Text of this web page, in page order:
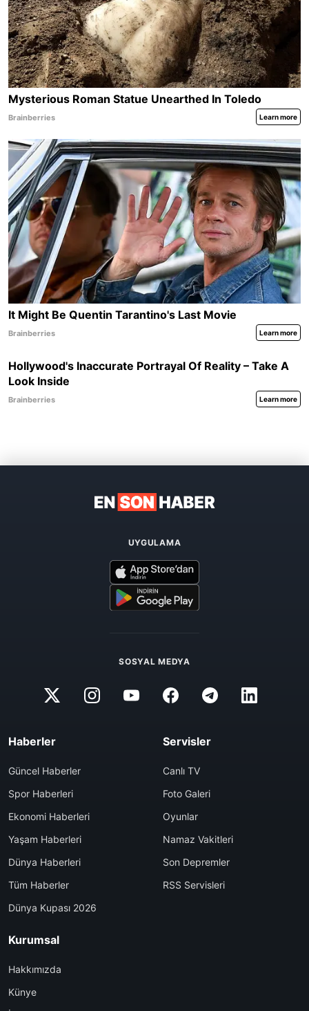
UYGULAMA
SOSYAL MEDYA
Haberler
Güncel Haberler
Spor Haberleri
Ekonomi Haberleri
Yaşam Haberleri
Dünya Haberleri
Tüm Haberler
Dünya Kupası 2026
Servisler
Canlı TV
Foto Galeri
Oyunlar
Namaz Vakitleri
Son Depremler
RSS Servisleri
Kurumsal
Hakkımızda
Künye